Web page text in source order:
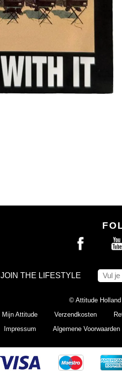
JOIN THE LIFESTYLE
© Attitude
Mijn Attitude Verzendkosten
Impressum Algemene Voorwaarden